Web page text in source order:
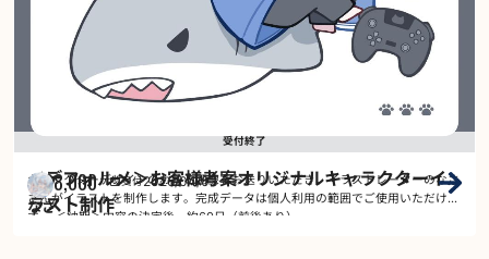
受付終了
＜デフォルメ＞お客様考案オリジナルキャラクターイ
ラスト制作
なさ
キャラクターデザインのわかる画像をお送りいただき、イラストレーターのなさ
さんがイラストを制作します。完成データは個人利用の範囲でご使用いただけま
す。 ＜納期＞内容の決定後、約60日（前後あり） …
￥38,000 受付2026/04/03～